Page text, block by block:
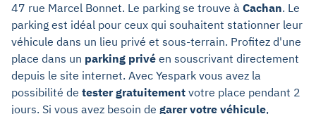
47 rue Marcel Bonnet. Le parking se trouve à Cachan. Le
parking est idéal pour ceux qui souhaitent stationner leur
véhicule dans un lieu privé et sous-terrain. Profitez d'une
place dans un parking privé en souscrivant directement
depuis le site internet. Avec Yespark vous avez la
possibilité de tester gratuitement votre place pendant 2
jours. Si vous avez besoin de garer votre véhicule,